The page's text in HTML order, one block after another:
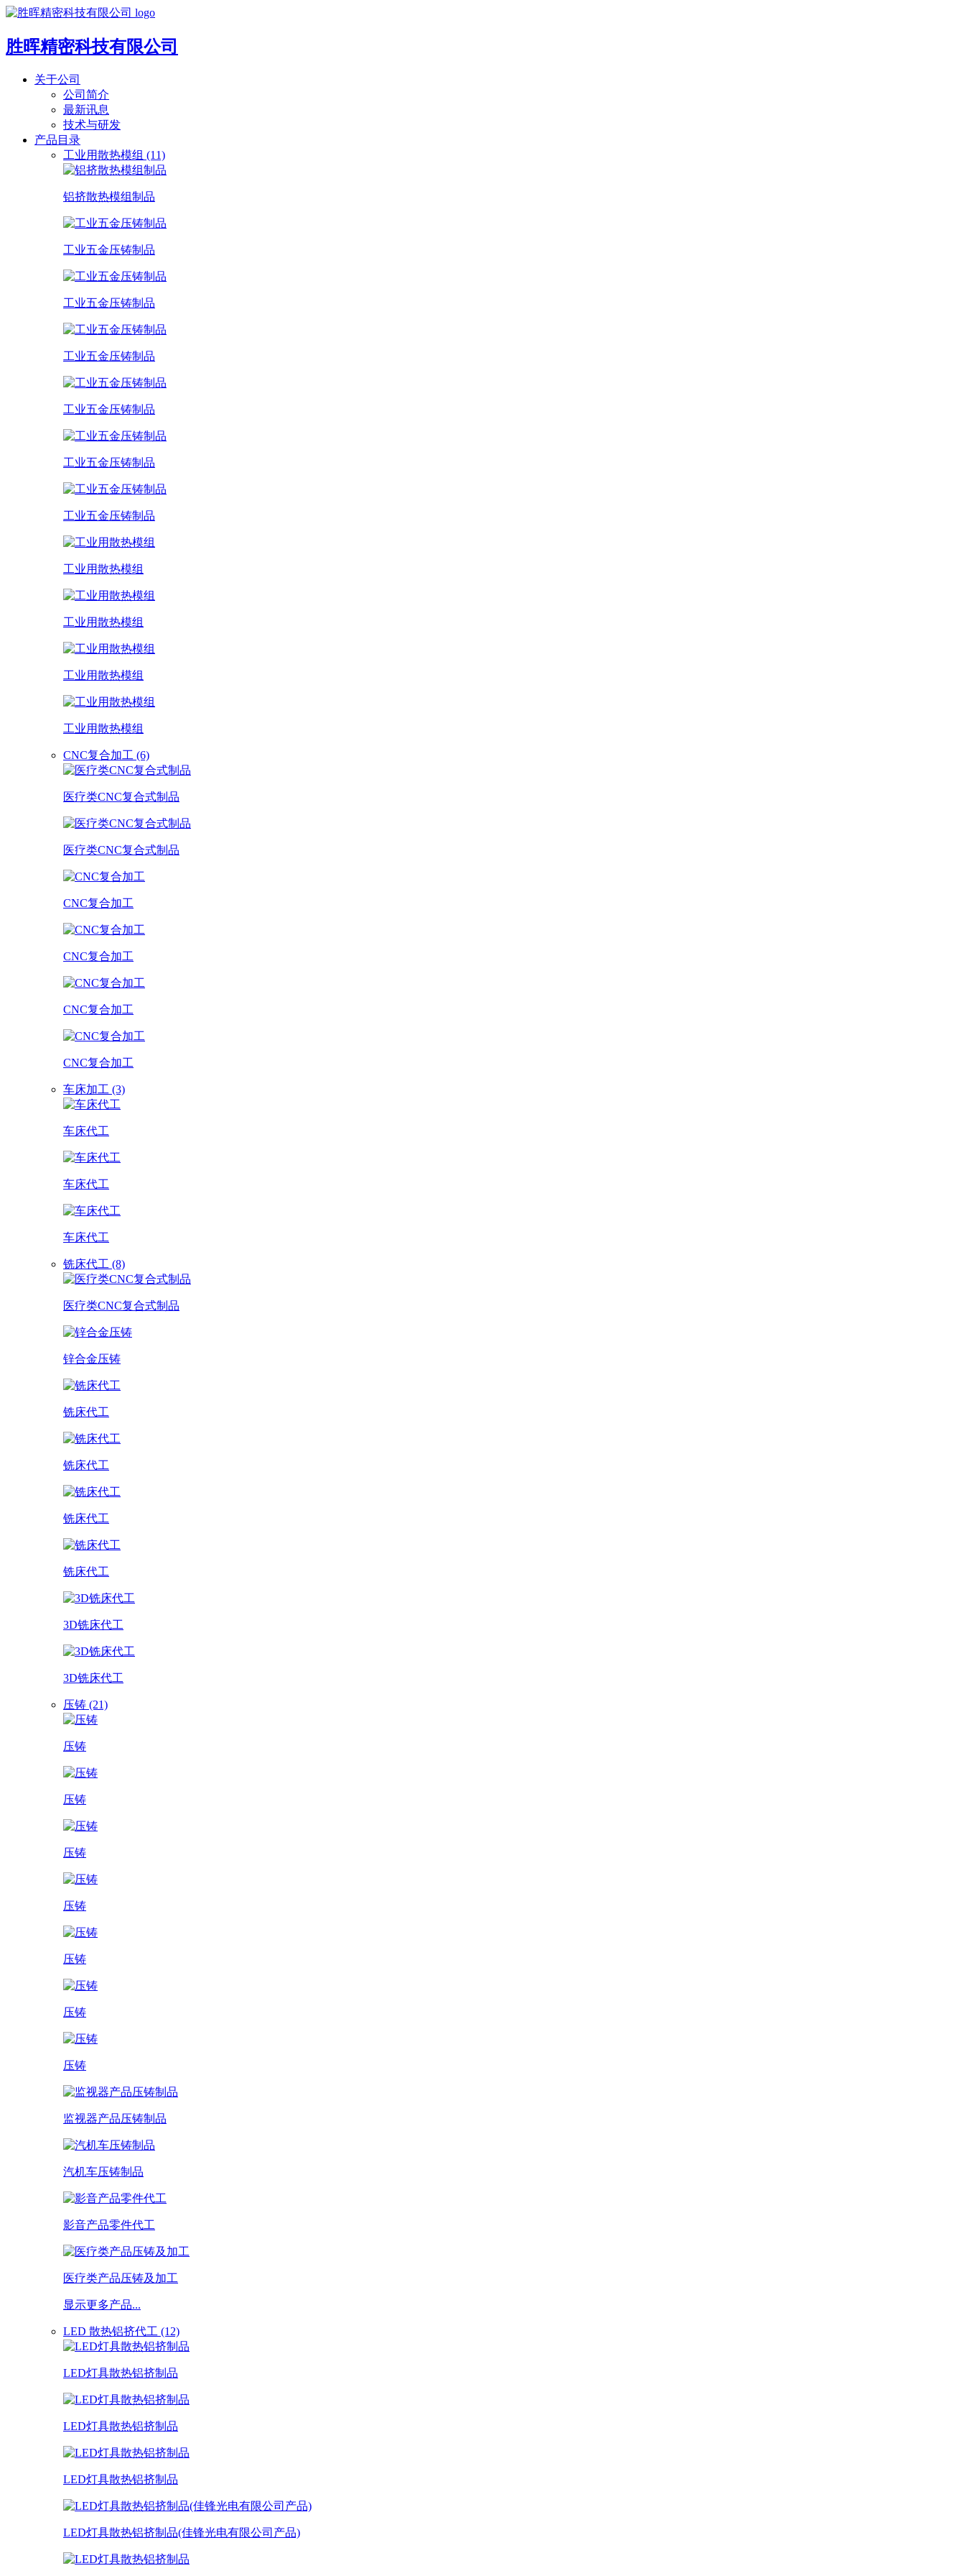
胜晖精密科技有限公司
关于公司
公司简介
最新讯息
技术与研发
产品目录
工业用散热模组 (11)
铝挤散热模组制品
工业五金压铸制品
工业五金压铸制品
工业五金压铸制品
工业五金压铸制品
工业五金压铸制品
工业五金压铸制品
工业用散热模组
工业用散热模组
工业用散热模组
工业用散热模组
CNC复合加工 (6)
医疗类CNC复合式制品
医疗类CNC复合式制品
CNC复合加工
CNC复合加工
CNC复合加工
CNC复合加工
车床加工 (3)
车床代工
车床代工
车床代工
铣床代工 (8)
医疗类CNC复合式制品
锌合金压铸
铣床代工
铣床代工
铣床代工
铣床代工
3D铣床代工
3D铣床代工
压铸 (21)
压铸
压铸
压铸
压铸
压铸
压铸
压铸
监视器产品压铸制品
汽机车压铸制品
影音产品零件代工
医疗类产品压铸及加工
显示更多产品...
LED 散热铝挤代工 (12)
LED灯具散热铝挤制品
LED灯具散热铝挤制品
LED灯具散热铝挤制品
LED灯具散热铝挤制品(佳锋光电有限公司产品)